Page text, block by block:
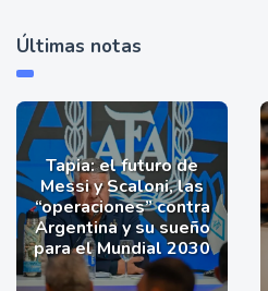
Últimas notas
Tapia: el futuro de
Messi y Scaloni, las
“operaciones” contra
Argentina y su sueño
para el Mundial 2030